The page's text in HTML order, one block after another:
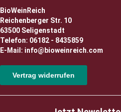
BioWeinReich
Reichenberger Str. 10
63500 Seligenstadt
Telefon: 06182 - 8435859
E-Mail: info@bioweinreich.com
Vertrag widerrufen